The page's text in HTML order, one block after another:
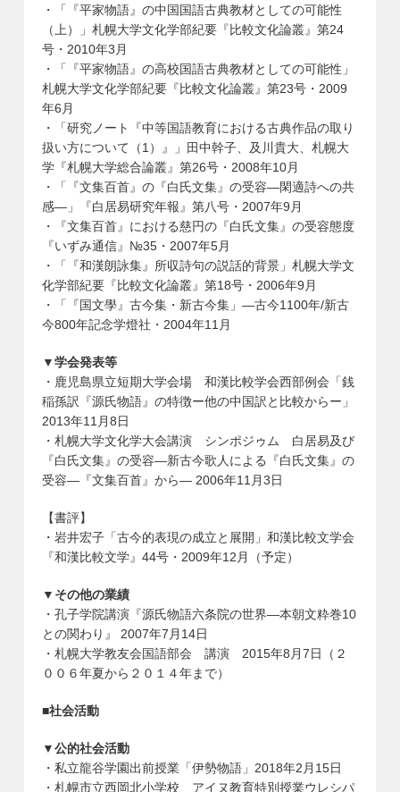
・「『平家物語』の中国国語古典教材としての可能性
（上）」札幌大学文化学部紀要『比較文化論叢』第24
号・2010年3月
・「『平家物語』の高校国語古典教材としての可能性」
札幌大学文化学部紀要『比較文化論叢』第23号・2009
年6月
・「研究ノート『中等国語教育における古典作品の取り
扱い方について（1）』」田中幹子、及川貴大、札幌大
学『札幌大学総合論叢』第26号・2008年10月
・「『文集百首』の『白氏文集』の受容―閑適詩への共
感―」『白居易研究年報』第八号・2007年9月
・『文集百首』における慈円の『白氏文集』の受容態度
『いずみ通信』№35・2007年5月
・「『和漢朗詠集』所収詩句の説話的背景」札幌大学文
化学部紀要『比較文化論叢』第18号・2006年9月
・「『国文學』古今集・新古今集」―古今1100年/新古
今800年記念学燈社・2004年11月
▼学会発表等
・鹿児島県立短期大学会場 和漢比較学会西部例会「銭
稲孫訳『源氏物語』の特徴ー他の中国訳と比較からー」
2013年11月8日
・札幌大学文化学大会講演 シンポジゥム 白居易及び
『白氏文集』の受容―新古今歌人による『白氏文集』の
受容―『文集百首』から― 2006年11月3日
【書評】
・岩井宏子「古今的表現の成立と展開」和漢比較文学会
『和漢比較文学』44号・2009年12月（予定）
▼その他の業績
・孔子学院講演『源氏物語六条院の世界―本朝文粋巻10
との関わり』 2007年7月14日
・札幌大学教友会国語部会 講演 2015年8月7日（２
００６年夏から２０１４年まで）
■社会活動
▼公的社会活動
・私立龍谷学園出前授業「伊勢物語」2018年2月15日
・札幌市立西岡北小学校 アイヌ教育特別授業ウレシパ